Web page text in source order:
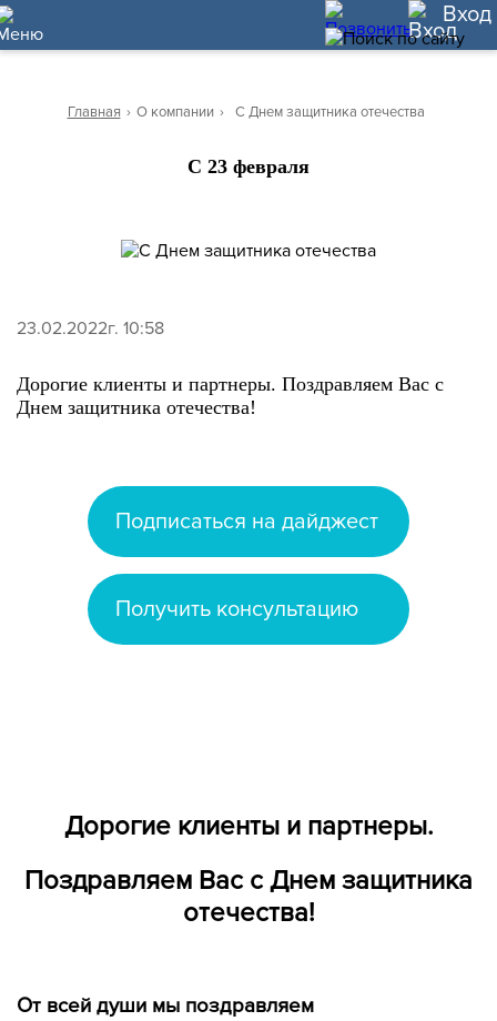
10 Вход
Главная › О компании › С Днем защитника отечества
С 23 февраля
23.02.2022г. 10:58
Дорогие клиенты и партнеры. Поздравляем Вас с
Днем защитника отечества!
Подписаться на дайджест
Получить консультацию
Дорогие клиенты и партнеры.
Поздравляем Вас с Днем защитника
отечества!
От всей души мы поздравляем